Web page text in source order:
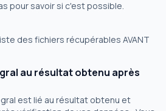
pour savoir si c'est possible.
des fichiers récupérables AVANT
au résultat obtenu après
est lié au résultat obtenu et